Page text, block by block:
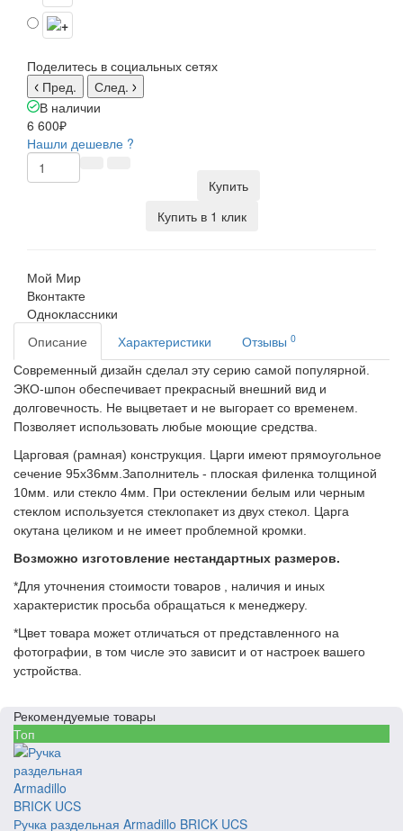
Поделитесь в социальных сетях
Пред.
След.
В наличии
6 600₽
Нашли дешевле ?
Купить
Купить в 1 клик
Мой Мир
Вконтакте
Одноклассники
Описание
Характеристики Отзывы 0
Современный дизайн сделал эту серию самой популярной.
ЭКО-шпон обеспечивает прекрасный внешний вид и
долговечность. Не выцветает и не выгорает со временем.
Позволяет использовать любые моющие средства.
Царговая (рамная) конструкция. Царги имеют прямоугольное
сечение 95х36мм.Заполнитель - плоская филенка толщиной
10мм. или стекло 4мм. При остеклении белым или черным
стеклом используется стеклопакет из двух стекол. Царга
окутана целиком и не имеет проблемной кромки.
Возможно изготовление нестандартных размеров.
*Для уточнения стоимости товаров , наличия и иных
характеристик просьба обращаться к менеджеру.
*Цвет товара может отличаться от представленного на
фотографии, в том числе это зависит и от настроек вашего
устройства.
Рекомендуемые товары
Топ
Ручка раздельная Armadillo BRICK UCS